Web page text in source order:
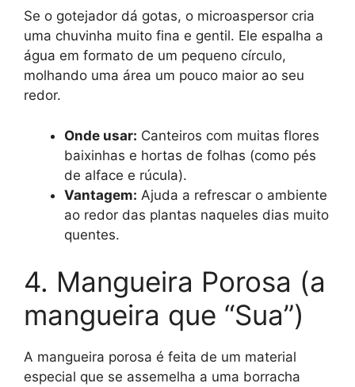
Se o gotejador dá gotas, o microaspersor cria
uma chuvinha muito fina e gentil. Ele espalha a
água em formato de um pequeno círculo,
molhando uma área um pouco maior ao seu
redor.
Onde usar: Canteiros com muitas flores
baixinhas e hortas de folhas (como pés
de alface e rúcula).
Vantagem: Ajuda a refrescar o ambiente
ao redor das plantas naqueles dias muito
quentes.
4. Mangueira Porosa (a
mangueira que “Sua”)
A mangueira porosa é feita de um material
especial que se assemelha a uma borracha